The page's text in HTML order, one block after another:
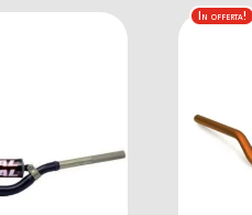
In offerta!